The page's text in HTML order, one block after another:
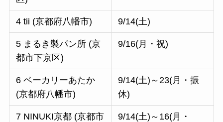
4 tii (京都府八幡市) 9/14(土)
5 まるき製パン所 (京
都市下京区)
9/16(月・祝)
6 ベーカリーあたか
(京都府八幡市)
9/14(土)～23(月・振
休)
7 NINUKI京都 (京都市 9/14(土)～16(月・